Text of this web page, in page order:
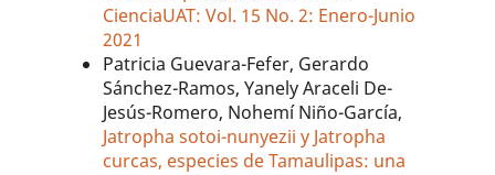
CienciaUAT: Vol. 15 No. 2: Enero-Junio
2021
Patricia Guevara-Fefer, Gerardo
Sánchez-Ramos, Yanely Araceli De-
Jesús-Romero, Nohemí Niño-García,
Jatropha sotoi-nunyezii y Jatropha
curcas, especies de Tamaulipas: una